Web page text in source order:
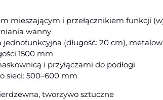
mieszającym i przełącznikiem funkcji
wanny
jednofunkcyjna (długość: 20 cm),
1500 mm
i przyłączami do podłogi
sieci: 500–600 mm
tworzywo sztuczne